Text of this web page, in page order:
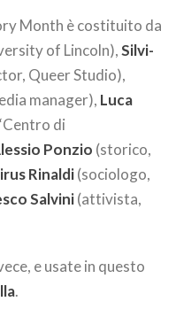
Month è costituito da
of Lincoln),Silvi-
Queer Studio),
manager), Luca
di
Ponzio (storico,
Rinaldi(sociologo,
Salvini(attivista,
e usate in questo
.